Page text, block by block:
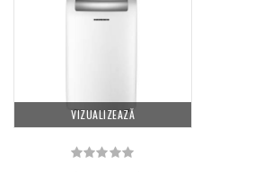
VIZUALIZEAZĂ